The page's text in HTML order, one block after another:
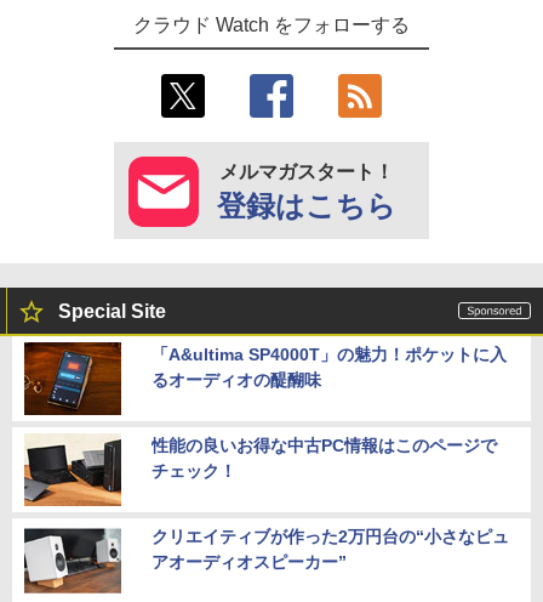
クラウド Watch をフォローする
メルマガスタート！
登録はこちら
Special Site
「A&ultima SP4000T」の魅力！ポケットに入
るオーディオの醍醐味
性能の良いお得な中古PC情報はこのページで
チェック！
クリエイティブが作った2万円台の“小さなピュ
アオーディオスピーカー”